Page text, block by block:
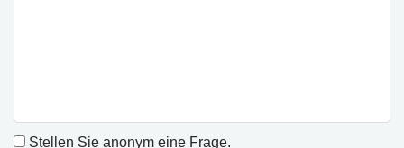
Stellen Sie anonym eine Frage.